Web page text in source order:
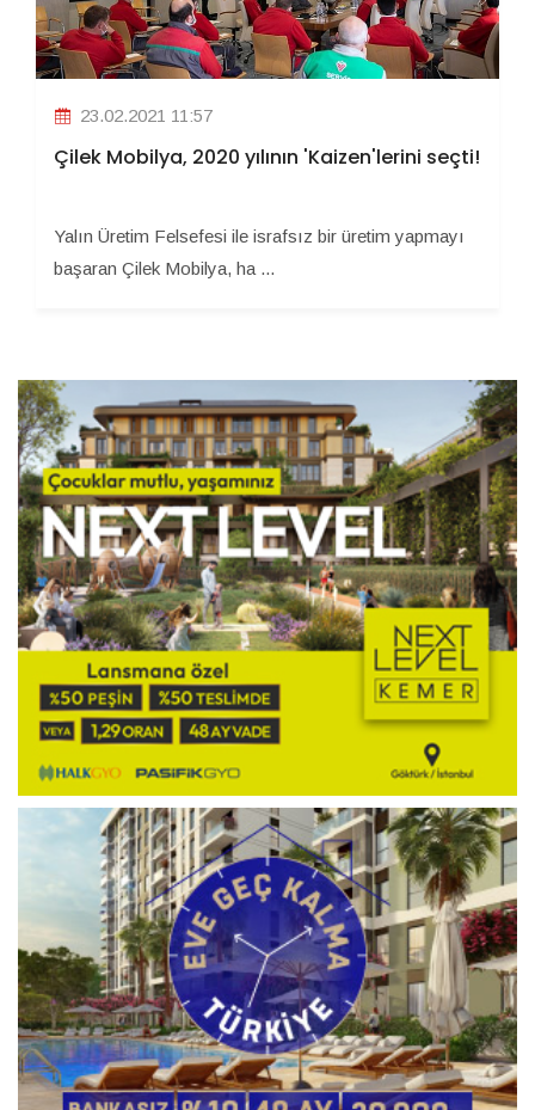
23.02.2021 11:57
Çilek Mobilya, 2020 yılının 'Kaizen'lerini seçti!
Yalın Üretim Felsefesi ile israfsız bir üretim yapmayı
başaran Çilek Mobilya, ha ...